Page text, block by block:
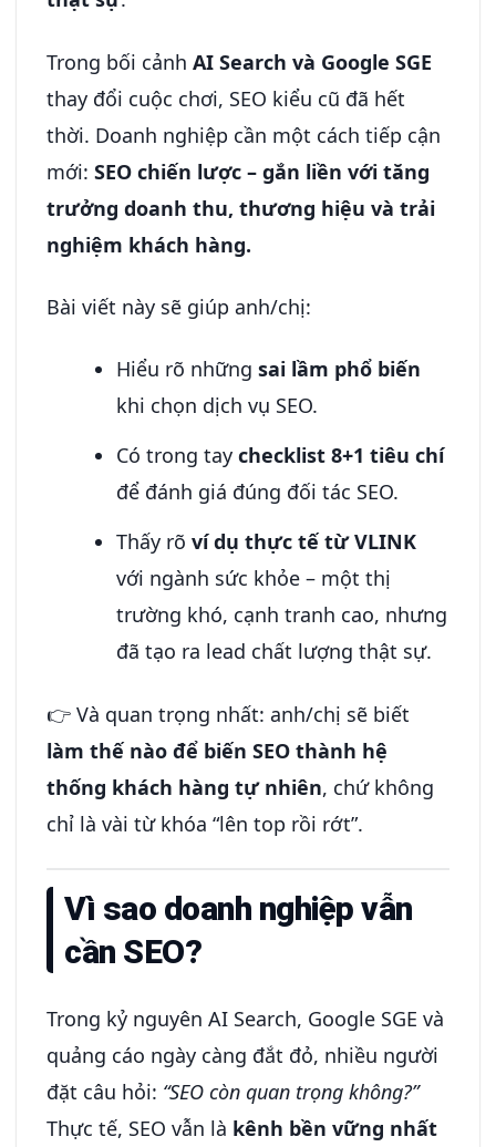
Trong bối cảnh AI Search và Google SGE
thay đổi cuộc chơi, SEO kiểu cũ đã hết
thời. Doanh nghiệp cần một cách tiếp cận
mới: SEO chiến lược – gắn liền với tăng
trưởng doanh thu, thương hiệu và trải
nghiệm khách hàng.
Bài viết này sẽ giúp anh/chị:
Hiểu rõ nhữngsai lầm phổ biến
khi chọn dịch vụ SEO.
Có trong taychecklist 8+1 tiêu chí
để đánh giá đúng đối tác SEO.
Thấy rõví dụ thực tế từ VLINK
với ngành sức khỏe – một thị
trường khó, cạnh tranh cao, nhưng
đã tạo ra lead chất lượng thật sự.
👉 Và quan trọng nhất: anh/chị sẽ biết
làm thế nào để biến SEO thành hệ
thống khách hàng tự nhiên, chứ không
chỉ là vài từ khóa “lên top rồi rớt”.
Vì sao doanh nghiệp vẫn
cần SEO?
Trong kỷ nguyên AI Search, Google SGE và
quảng cáo ngày càng đắt đỏ, nhiều người
đặt câu hỏi: “SEO còn quan trọng không?”
Thực tế, SEO vẫn là kênh bền vững nhất